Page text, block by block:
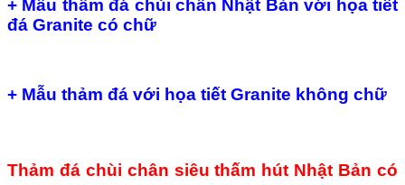
+ Mẫu thẩm đá chùi chân Nhật Bản với họa tiết
đá Granite có chữ
+ Mẫu thảm đá với họa tiết Granite không chữ
Thảm đá chùi chân siêu thấm hút Nhật Bản có